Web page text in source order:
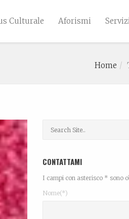
Culturale Aforismi
Home
CONTATTAMI
I campi con asterisco * sono
Nome(*)